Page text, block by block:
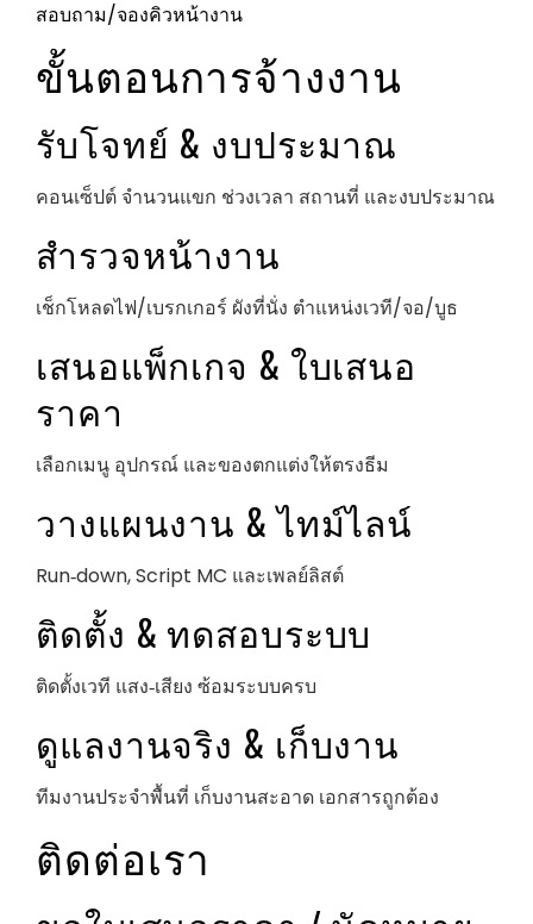
สอบถาม/จองคิวหน้างาน
ขั้นตอนการจ้างงาน
รับโจทย์ & งบประมาณ
คอนเซ็ปต์ จำนวนแขก ช่วงเวลา สถานที่ และงบประมาณ
สำรวจหน้างาน
เช็กโหลดไฟ/เบรกเกอร์ ผังที่นั่ง ตำแหน่งเวที/จอ/บูธ
เสนอแพ็กเกจ & ใบเสนอ
ราคา
เลือกเมนู อุปกรณ์ และของตกแต่งให้ตรงธีม
วางแผนงาน & ไทม์ไลน์
Run‑down, Script MC และเพลย์ลิสต์
ติดตั้ง & ทดสอบระบบ
ติดตั้งเวที แสง‑เสียง ซ้อมระบบครบ
ดูแลงานจริง & เก็บงาน
ทีมงานประจำพื้นที่ เก็บงานสะอาด เอกสารถูกต้อง
ติดต่อเรา